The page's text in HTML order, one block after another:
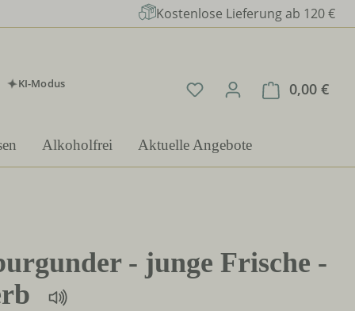
Kostenlose Lieferung ab 120 €
KI-Modus Du hast 0 Produkte auf
0,00 €
Alkoholfrei Aktuelle Angebote
- junge Frische -